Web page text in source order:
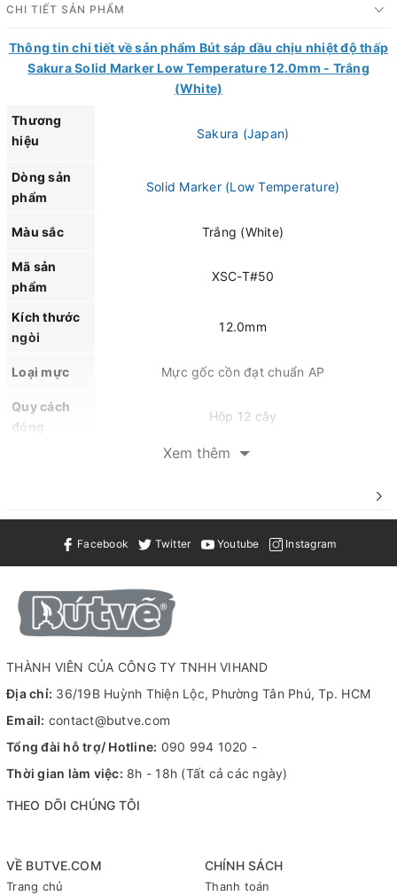
CHI TIẾT SẢN PHẨM
Thông tin chi tiết về sản phẩm Bút sáp dầu chịu nhiệt độ thấp
Sakura Solid Marker Low Temperature 12.0mm - Trắng
(White)
Thương
hiệu
Sakura (Japan)
Dòng sản
phẩm
Solid Marker (Low Temperature)
Màu sắc Trắng (White)
Mã sản
phẩm
XSC-T#50
Kích thước
ngòi
12.0mm
Loại mực Mực gốc cồn đạt chuẩn AP
Quy cách
đóng
Hộp 12 cây
Kháng nước, chống hóa chất, chống tia UV,
Ứng dụng
Chuyên dùng để đánh dấu trong các môi
trong điều kiện ẩm ướt, dầu mỡ và dưới nước.
MSDS File MSDS (Material Safety Data Sheet)
liên hệ
hệ:https://zalo.me/0909941020
Lưu ý Giá đã bao gồm VAT (liên hệ để được hỗ trợ)
Bút sáp dầu Sakura Solid Marker Low Temperature 12.0mm là
Xem thêm
Facebook Twitter Youtube Instagram
VỀ BUTVE.COM
Trang chủ
CHÍNH SÁCH
Thanh toán
THÀNH VIÊN CỦA CÔNG TY TNHH VIHAND
Địa chỉ: 36/19B Huỳnh Thiện Lộc, Phường Tân Phú, Tp. HCM
Email: contact@butve.com
Tổng đài hỗ trợ/ Hotline: 090 994 1020 -
Thời gian làm việc: 8h - 18h (Tất cả các ngày)
THEO DÕI CHÚNG TÔI